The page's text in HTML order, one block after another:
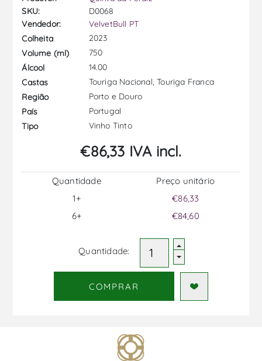
SKU:
D0068
Vendedor:
VelvetBull PT
Colheita
2023
Volume (ml)
750
Álcool
14.00
Castas
Touriga Nacional, Touriga Franca
Região
Porto e Douro
País
Portugal
Tipo
Vinho Tinto
€86,33 IVA incl.
Quantidade
1+
6+
Preço unitário
€86,33
€84,60
Quantidade:
COMPRAR